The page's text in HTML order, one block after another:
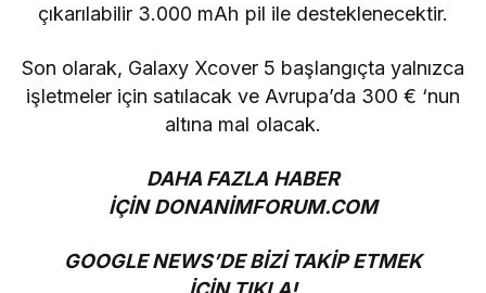
çıkarılabilir 3.000 mAh pil ile desteklenecektir.
Son olarak, Galaxy Xcover 5 başlangıçta yalnızca
işletmeler için satılacak ve Avrupa’da 300 € ‘nun
altına mal olacak.
DAHA FAZLA HABER
İÇİNDONANİMFORUM.COM
GOOGLE NEWS’DE BİZİ TAKİP ETMEK